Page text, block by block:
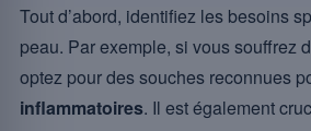
Tout d’abord, identifiez les besoins
peau. Par exemple, si vous souffrez
optez pour des souches reconnues
inflammatoires. Il est également